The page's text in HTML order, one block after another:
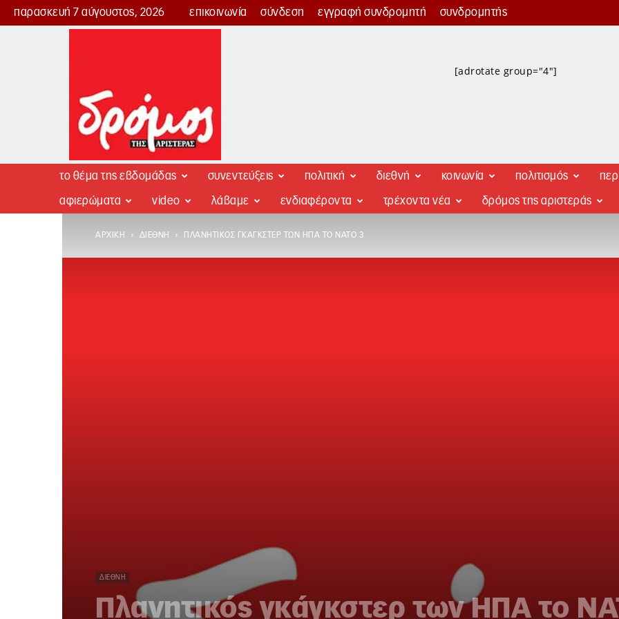
παρασκευή 7 αύγουστος, 2026 επικοινωνία σύνδεση εγγραφή συνδρομητή συνδρομητής
Δρόμος
[adrotate group="4"]
το θέμα της εβδομάδας συνεντεύξεις πολιτική διεθνή κοινωνία πολιτισμός
αφιερώματα video λάβαμε ενδιαφέροντα τρέχοντα νέα δρόμος της αριστεράς
ΑΡΧΙΚΉ ΔΙΕΘΝΉ ΠΛΑΝΗΤΙΚΌΣ ΓΚΆΓΚΣΤΕΡ ΤΩΝ ΗΠΑ ΤΟ ΝΑΤΟ 3
ΔΙΕΘΝΉ
Πλανητικός γκάγκστερ των ΗΠΑ το